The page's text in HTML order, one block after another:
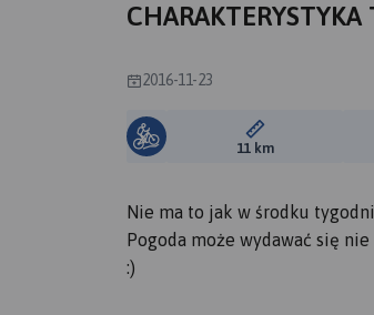
CHARAKTERYSTYKA
2016-11-23
Długość trasy:
11 km
Nie ma to jak w środku
Pogoda może wydawać się
:)